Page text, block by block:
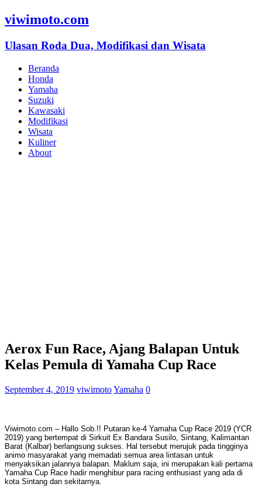
viwimoto.com
Ulasan Roda Dua, Modifikasi dan Wisata
Beranda
Honda
Yamaha
Suzuki
Kawasaki
Modifikasi
Wisata
Kuliner
About
Aerox Fun Race, Ajang Balapan Untuk
Kelas Pemula di Yamaha Cup Race
September 4, 2019 viwimotoYamaha 0
Viwimoto.com – Hallo Sob.!! Putaran ke-4 Yamaha Cup Race 2019 (YCR
2019) yang bertempat di Sirkuit Ex Bandara Susilo, Sintang, Kalimantan
Barat (Kalbar) berlangsung sukses. Hal tersebut merujuk pada tingginya
animo masyarakat yang memadati semua area lintasan untuk
menyaksikan jalannya balapan. Maklum saja, ini merupakan kali pertama
Yamaha Cup Race hadir menghibur para racing enthusiast yang ada di
kota Sintang dan sekitarnya.